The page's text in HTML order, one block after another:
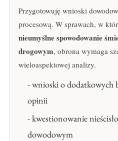
Przygotowuję wnioski
procesową. W sprawach, w
nieumyślne spowodowanie
drogowym, obrona wymaga
wieloaspektowej analizy.
- wnioski o dodatkowych
opinii
- kwestionowanie
dowodowym